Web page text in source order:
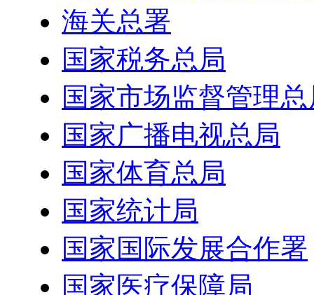
海关总署
国家税务总局
国家市场监督管理
国家广播电视总局
国家体育总局
国家统计局
国家国际发展合作署
国家医疗保障局